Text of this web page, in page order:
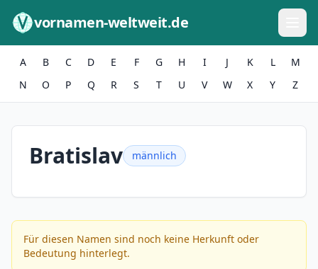
vornamen-weltweit.de
A B C D E F G H I J K L
M
N
O P Q R S T U V W X Y Z
Bratislav männlich
Für diesen Namen sind noch keine Herkunft oder
Bedeutung hinterlegt.